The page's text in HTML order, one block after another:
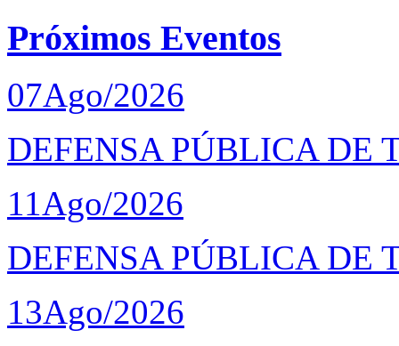
Próximos Eventos
07Ago/2026
DEFENSA PÚBLICA DE
11Ago/2026
DEFENSA PÚBLICA DE
13Ago/2026